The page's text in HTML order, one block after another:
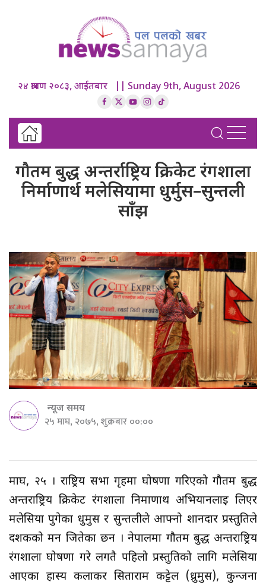
२४ श्रावण २०८३, आईतबार || Sunday 9th, August 2026
गौतम बुद्ध अन्तर्राष्ट्रिय क्रिकेट रंगशाला
निर्माणार्थ मलेसियामा धुर्मुस–सुन्तली
साँझ
न्यूज समय
२५ माघ, २०७५, शुक्रबार ००:००
माघ, २५ । राष्ट्रिय सभा गृहमा घोषणा गरिएको गौतम बुद्ध
अन्तर्राष्ट्रिय क्रिकेट रंगशाला निर्माणार्थ अभियानलाई लिएर
मलेसिया पुगेका धुर्मुस र सुन्तलीले आफ्नो शानदार प्रस्तुतिले
दर्शकको मन जितेका छन । नेपालमा गौतम बुद्ध अन्तराष्ट्रिय
रंगशाला घोषणा गरे लगतै पहिलो प्रस्तुतिको लागि मलेसिया
आएका हास्य कलाकर सिताराम कट्टेल (ध्रुमुस), कुन्जना